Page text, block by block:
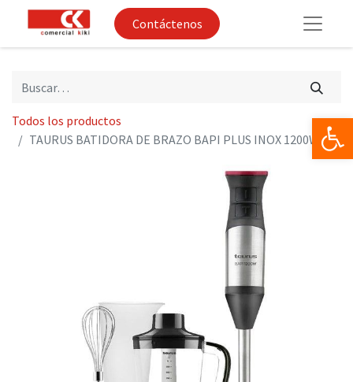
Contáctenos
Todos los productos
TAURUS BATIDORA DE BRAZO BAPI PLUS INOX 1200W